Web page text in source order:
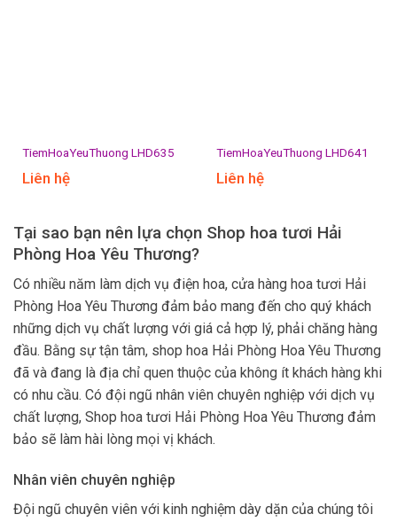
TiemHoaYeuThuong LHD635
Liên hệ
TiemHoaYeuThuong LHD641
Liên hệ
Tại sao bạn nên lựa chọn Shop hoa tươi Hải
Phòng Hoa Yêu Thương?
Có nhiều năm làm dịch vụ điện hoa, cửa hàng hoa tươi Hải
Phòng Hoa Yêu Thương đảm bảo mang đến cho quý khách
những dịch vụ chất lượng với giá cả hợp lý, phải chăng hàng
đầu. Bằng sự tận tâm, shop hoa Hải Phòng Hoa Yêu Thương
đã và đang là địa chỉ quen thuộc của không ít khách hàng khi
có nhu cầu. Có đội ngũ nhân viên chuyên nghiệp với dịch vụ
chất lượng, Shop hoa tươi Hải Phòng Hoa Yêu Thương đảm
bảo sẽ làm hài lòng mọi vị khách.
Nhân viên chuyên nghiệp
Đội ngũ chuyên viên với kinh nghiệm dày dặn của chúng tôi